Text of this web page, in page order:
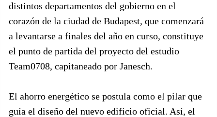
distintos departamentos del gobierno en el
corazón de la ciudad de Budapest, que comenzará
a levantarse a finales del año en curso, constituye
el punto de partida del proyecto del estudio
Team0708, capitaneado por Janesch.
El ahorro energético se postula como el pilar que
guía el diseño del nuevo edificio oficial. Así, el